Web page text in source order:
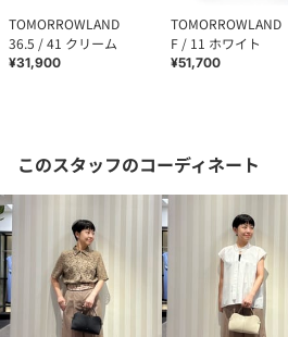
TOMORROWLAND
36.5 / 41 クリーム
¥31,900
TOMORROWLAND
F / 11 ホワイト
¥51,700
このスタッフのコーディネート